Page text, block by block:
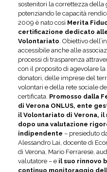
sostenitori la correttezza
potenziando le capacità
2009 è nato così Merita
certificazione dedicato
Volontariato. Obiettivo
accessibile anche alle
processi di trasparenza
con il proposito di agevolare
donatori, delle imprese del
volontari e della rete sociale
certificata. Promosso dalla
di Verona ONLUS, ente
il Volontariato di Verona, il
dopo una valutazione
indipendente – presieduto
Alessandro Lai, docente di
di Verona, Mario Ferrarese,
valutatore – e il suo rinnovo
continuo monitoraggio